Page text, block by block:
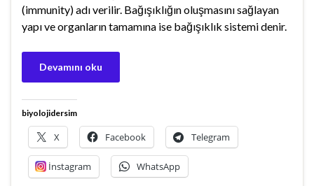
(immunity) adı verilir. Bağışıklığın oluşmasını sağlayan
yapı ve organların tamamına ise bağışıklık sistemi denir.
Devamını oku
biyolojidersim
X Facebook Telegram
İnstagram WhatsApp